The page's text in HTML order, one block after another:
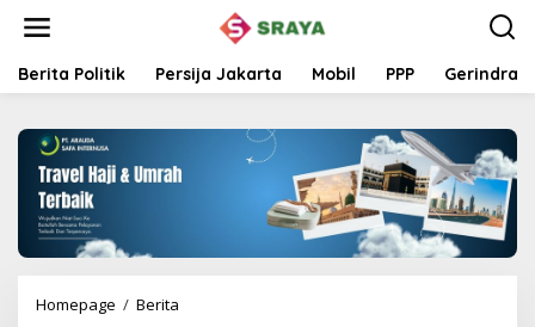
t
Berita Politik Persija Jakarta Mobil PPP Gerindra
Homepage / Berita